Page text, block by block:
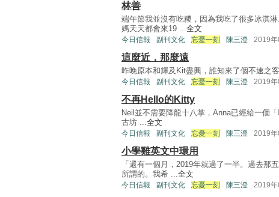
林善
端午節我並沒有吃糭，因為我吃了很多冰淇
媽天天都會來19 ...全文
今日信報 副刊文化 忘憂一刻 陳三澄 2019年
這麼近，那麼遠
昨晚原本和輝及Kit盡興，誰知來了個不速之
今日信報 副刊文化 忘憂一刻 陳三澄 2019年
不再Hello的Kitty
Neil並不需要降龍十八掌，Anna已經給一個
古坊 ...全文
今日信報 副刊文化 忘憂一刻 陳三澄 2019年
小學雞英文中環用
「還有一個月，2019年就過了一半。過去那
所謂的。我希 ...全文
今日信報 副刊文化 忘憂一刻 陳三澄 2019年